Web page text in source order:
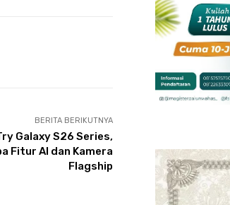
BERITA BERIKUTNYA
Galaxy S26 Series,
Fitur AI dan Kamera
Flagship